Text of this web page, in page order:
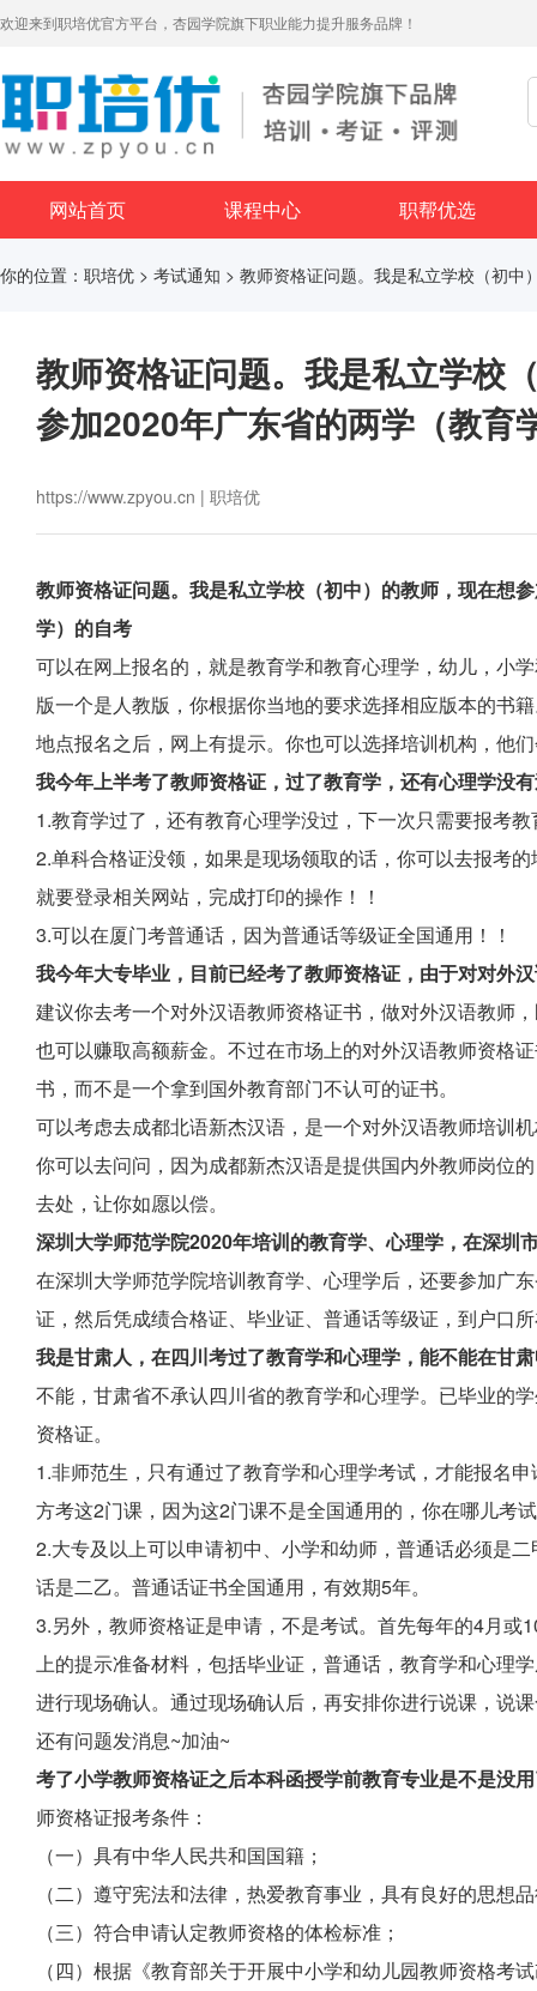
欢迎来到职培优官方平台，杏园学院旗下职业能力提升服务品牌！
网站首页 课程中心 职帮优选
你的位置： 职培优 > 考试通知 > 教师资格证问题。我是私立学校（初
教师资格证问题。我是私立学校
参加2020年广东省的两学（教育
https://www.zpyou.cn | 职培优
教师资格证问题。我是私立学校（初中）的教师，现在想
学）的自考
可以在网上报名的，就是教育学和教育心理学，幼儿，小
版一个是人教版，你根据你当地的要求选择相应版本的书
地点报名之后，网上有提示。你也可以选择培训机构，他
我今年上半考了教师资格证，过了教育学，还有心理学没
1.教育学过了，还有教育心理学没过，下一次只需要报考
2.单科合格证没领，如果是现场领取的话，你可以去报考
就要登录相关网站，完成打印的操作！！
3.可以在厦门考普通话，因为普通话等级证全国通用！！
我今年大专毕业，目前已经考了教师资格证，由于对对外
建议你去考一个对外汉语教师资格证书，做对外汉语教师
也可以赚取高额薪金。不过在市场上的对外汉语教师资格
书，而不是一个拿到国外教育部门不认可的证书。
可以考虑去成都北语新杰汉语，是一个对外汉语教师培训
你可以去问问，因为成都新杰汉语是提供国内外教师岗位
去处，让你如愿以偿。
深圳大学师范学院2020年培训的教育学、心理学，在深圳
在深圳大学师范学院培训教育学、心理学后，还要参加广
证，然后凭成绩合格证、毕业证、普通话等级证，到户口
我是甘肃人，在四川考过了教育学和心理学，能不能在甘
不能，甘肃省不承认四川省的教育学和心理学。已毕业的
资格证。
1.非师范生，只有通过了教育学和心理学考试，才能报名
方考这2门课，因为这2门课不是全国通用的，你在哪儿考
2.大专及以上可以申请初中、小学和幼师，普通话必须是
话是二乙。普通话证书全国通用，有效期5年。
3.另外，教师资格证是申请，不是考试。首先每年的4月或
上的提示准备材料，包括毕业证，普通话，教育学和心理
进行现场确认。通过现场确认后，再安排你进行说课，说
还有问题发消息~加油~
考了小学教师资格证之后本科函授学前教育专业是不是没
师资格证报考条件：
（一）具有中华人民共和国国籍；
（二）遵守宪法和法律，热爱教育事业，具有良好的思想
（三）符合申请认定教师资格的体检标准；
（四）根据《教育部关于开展中小学和幼儿园教师资格考